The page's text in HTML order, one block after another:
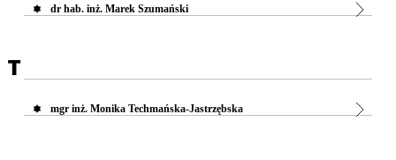
dr hab. inż. Marek Szumański
T
mgr inż. Monika Techmańska-Jastrzębska